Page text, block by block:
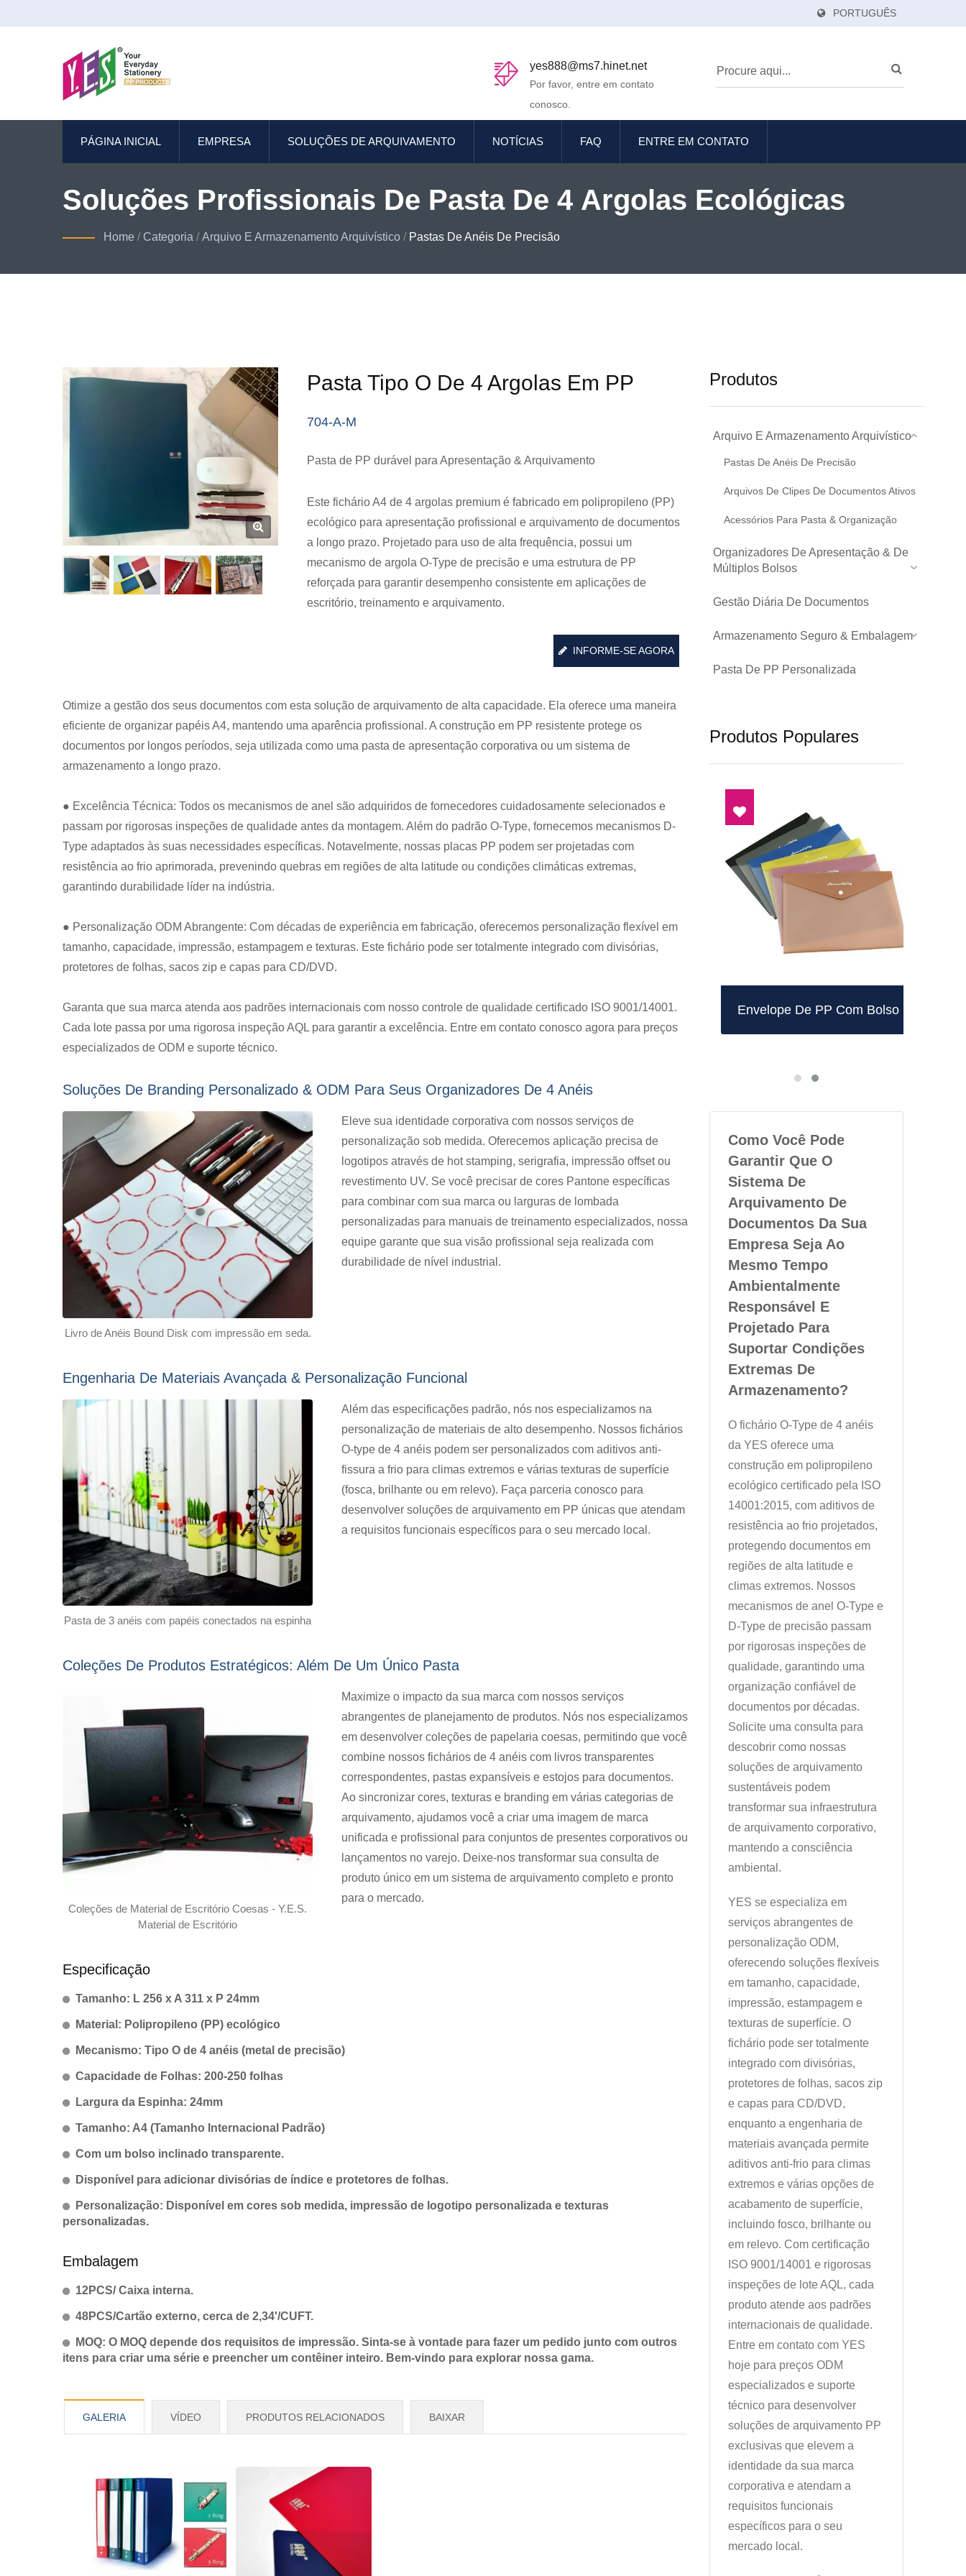
PORTUGUÊS
yes888@ms7.hinet.net
Por favor, entre em contato
conosco.
PÁGINA INICIAL EMPRESA SOLUÇÕES DE ARQUIVAMENTO NOTÍCIAS FAQ ENTRE EM CONTATO
Soluções Profissionais De Pasta De 4 Argolas Ecológicas
Home / Categoria / Arquivo E Armazenamento Arquivístico / Pastas De Anéis De Precisão
Pasta Tipo O De 4 Argolas Em PP
704-A-M
Pasta de PP durável para Apresentação & Arquivamento
Este fichário A4 de 4 argolas premium é fabricado em polipropileno (PP)
ecológico para apresentação profissional e arquivamento de documentos
a longo prazo. Projetado para uso de alta frequência, possui um
mecanismo de argola O-Type de precisão e uma estrutura de PP
reforçada para garantir desempenho consistente em aplicações de
escritório, treinamento e arquivamento.
INFORME-SE AGORA
Otimize a gestão dos seus documentos com esta solução de arquivamento de alta capacidade. Ela oferece uma maneira
eficiente de organizar papéis A4, mantendo uma aparência profissional. A construção em PP resistente protege os
documentos por longos períodos, seja utilizada como uma pasta de apresentação corporativa ou um sistema de
armazenamento a longo prazo.
● Excelência Técnica: Todos os mecanismos de anel são adquiridos de fornecedores cuidadosamente selecionados e
passam por rigorosas inspeções de qualidade antes da montagem. Além do padrão O-Type, fornecemos mecanismos D-
Type adaptados às suas necessidades específicas. Notavelmente, nossas placas PP podem ser projetadas com
resistência ao frio aprimorada, prevenindo quebras em regiões de alta latitude ou condições climáticas extremas,
garantindo durabilidade líder na indústria.
● Personalização ODM Abrangente: Com décadas de experiência em fabricação, oferecemos personalização flexível em
tamanho, capacidade, impressão, estampagem e texturas. Este fichário pode ser totalmente integrado com divisórias,
protetores de folhas, sacos zip e capas para CD/DVD.
Garanta que sua marca atenda aos padrões internacionais com nosso controle de qualidade certificado ISO 9001/14001.
Cada lote passa por uma rigorosa inspeção AQL para garantir a excelência. Entre em contato conosco agora para preços
especializados de ODM e suporte técnico.
Soluções De Branding Personalizado & ODM Para Seus Organizadores De 4 Anéis
Livro de Anéis Bound Disk com impressão em seda.
Eleve sua identidade corporativa com nossos serviços de
personalização sob medida. Oferecemos aplicação precisa de
logotipos através de hot stamping, serigrafia, impressão offset ou
revestimento UV. Se você precisar de cores Pantone específicas
para combinar com sua marca ou larguras de lombada
personalizadas para manuais de treinamento especializados, nossa
equipe garante que sua visão profissional seja realizada com
durabilidade de nível industrial.
Engenharia De Materiais Avançada & Personalização Funcional
Pasta de 3 anéis com papéis conectados na espinha
Além das especificações padrão, nós nos especializamos na
personalização de materiais de alto desempenho. Nossos fichários
O-type de 4 anéis podem ser personalizados com aditivos anti-
fissura a frio para climas extremos e várias texturas de superfície
(fosca, brilhante ou em relevo). Faça parceria conosco para
desenvolver soluções de arquivamento em PP únicas que atendam
a requisitos funcionais específicos para o seu mercado local.
Coleções De Produtos Estratégicos: Além De Um Único Pasta
Coleções de Material de Escritório Coesas - Y.E.S.
Material de Escritório
Maximize o impacto da sua marca com nossos serviços
abrangentes de planejamento de produtos. Nós nos especializamos
em desenvolver coleções de papelaria coesas, permitindo que você
combine nossos fichários de 4 anéis com livros transparentes
correspondentes, pastas expansíveis e estojos para documentos.
Ao sincronizar cores, texturas e branding em várias categorias de
arquivamento, ajudamos você a criar uma imagem de marca
unificada e profissional para conjuntos de presentes corporativos ou
lançamentos no varejo. Deixe-nos transformar sua consulta de
produto único em um sistema de arquivamento completo e pronto
para o mercado.
Especificação
Tamanho: L 256 x A 311 x P 24mm
Material: Polipropileno (PP) ecológico
Mecanismo: Tipo O de 4 anéis (metal de precisão)
Capacidade de Folhas: 200-250 folhas
Largura da Espinha: 24mm
Tamanho: A4 (Tamanho Internacional Padrão)
Com um bolso inclinado transparente.
Disponível para adicionar divisórias de índice e protetores de folhas.
Personalização: Disponível em cores sob medida, impressão de logotipo personalizada e texturas
personalizadas.
Embalagem
12PCS/ Caixa interna.
48PCS/Cartão externo, cerca de 2,34'/CUFT.
MOQ: O MOQ depende dos requisitos de impressão. Sinta-se à vontade para fazer um pedido junto com outros
itens para criar uma série e preencher um contêiner inteiro. Bem-vindo para explorar nossa gama.
GALERIA VÍDEO PRODUTOS RELACIONADOS BAIXAR
Produtos
Arquivo E Armazenamento Arquivístico
Pastas De Anéis De Precisão
Arquivos De Clipes De Documentos Ativos
Acessórios Para Pasta & Organização
Organizadores De Apresentação & De
Múltiplos Bolsos
Gestão Diária De Documentos
Armazenamento Seguro & Embalagem
Pasta De PP Personalizada
Produtos Populares
Pasta Transparente Em PP
Tipo L
Envelope De PP Com Bolso
Pasta Transparente Em PP
Tipo L
Envelope De PP Com Bolso
Como Você Pode
Garantir Que O
Sistema De
Arquivamento De
Documentos Da Sua
Empresa Seja Ao
Mesmo Tempo
Ambientalmente
Responsável E
Projetado Para
Suportar Condições
Extremas De
Armazenamento?
O fichário O-Type de 4 anéis
da YES oferece uma
construção em polipropileno
ecológico certificado pela ISO
14001:2015, com aditivos de
resistência ao frio projetados,
protegendo documentos em
regiões de alta latitude e
climas extremos. Nossos
mecanismos de anel O-Type e
D-Type de precisão passam
por rigorosas inspeções de
qualidade, garantindo uma
organização confiável de
documentos por décadas.
Solicite uma consulta para
descobrir como nossas
soluções de arquivamento
sustentáveis podem
transformar sua infraestrutura
de arquivamento corporativo,
mantendo a consciência
ambiental.
YES se especializa em
serviços abrangentes de
personalização ODM,
oferecendo soluções flexíveis
em tamanho, capacidade,
impressão, estampagem e
texturas de superfície. O
fichário pode ser totalmente
integrado com divisórias,
protetores de folhas, sacos zip
e capas para CD/DVD,
enquanto a engenharia de
materiais avançada permite
aditivos anti-frio para climas
extremos e várias opções de
acabamento de superfície,
incluindo fosco, brilhante ou
em relevo. Com certificação
ISO 9001/14001 e rigorosas
inspeções de lote AQL, cada
produto atende aos padrões
internacionais de qualidade.
Entre em contato com YES
hoje para preços ODM
especializados e suporte
técnico para desenvolver
soluções de arquivamento PP
exclusivas que elevem a
identidade da sua marca
corporativa e atendam a
requisitos funcionais
específicos para o seu
mercado local.